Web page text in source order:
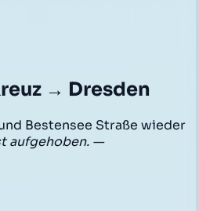
→ Dresden
Bestensee Straße wieder
aufgehoben. —